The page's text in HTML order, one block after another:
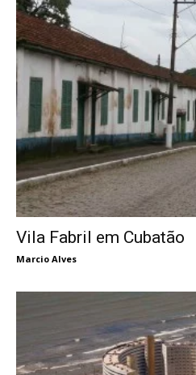
Vila Fabril em Cubatão
Marcio Alves